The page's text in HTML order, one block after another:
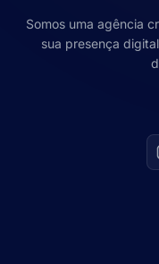
Somos uma agência
sua presença